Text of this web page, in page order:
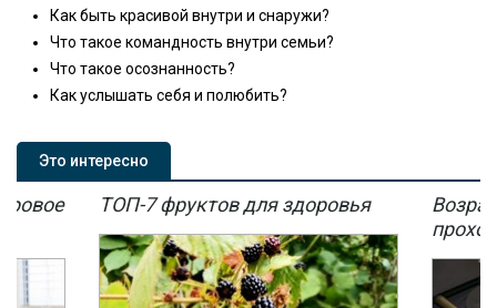
Как быть красивой внутри и снаружи?
Что такое командность внутри семьи?
Что такое осознанность?
Как услышать себя и полюбить?
Это интересно
ТОП-7 фруктов для здоровья